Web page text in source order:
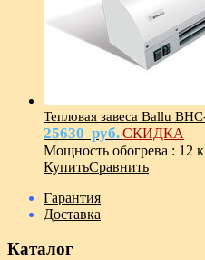
Тепловая завеса Ballu
25630 руб.СКИДКА
Мощность обогрева : 12
КупитьСравнить
Гарантия
Доставка
Каталог